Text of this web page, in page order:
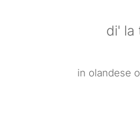
di' la
in olandese